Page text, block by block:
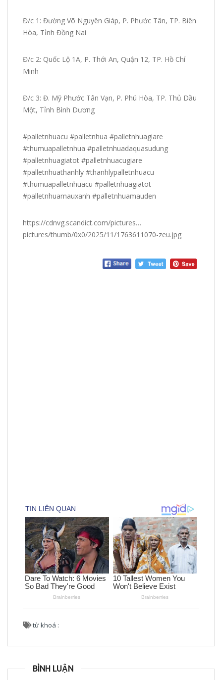
Đ/c 1: Đường Võ Nguyên Giáp, P. Phước Tân, TP. Biên
Hòa, Tỉnh Đồng Nai
Đ/c 2: Quốc Lộ 1A, P. Thới An, Quận 12, TP. Hồ Chí
Minh
Đ/c 3: Đ. Mỹ Phước Tân Vạn, P. Phú Hòa, TP. Thủ Dầu
Một, Tỉnh Bình Dương
#palletnhuacu #palletnhua #palletnhuagiare
#thumuapalletnhua #palletnhuadaquasudung
#palletnhuagiatot #palletnhuacugiare
#palletnhuathanhly #thanhlypalletnhuacu
#thumuapalletnhuacu #palletnhuagiatot
#palletnhuamauxanh #palletnhuamauden
https://cdnvg.scandict.com/pictures…
pictures/thumb/0x0/2025/11/1763611070-zeu.jpg
từ khoá :
BÌNH LUẬN